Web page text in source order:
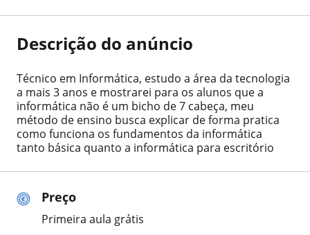
Preço
Primeira aula grátis
Descrição do anúncio
Técnico em Informática, estudo a área da tecnologia
a mais 3 anos e mostrarei para os alunos que a
informática não é um bicho de 7 cabeça, meu
método de ensino busca explicar de forma pratica
como funciona os fundamentos da informática
tanto básica quanto a informática para escritório